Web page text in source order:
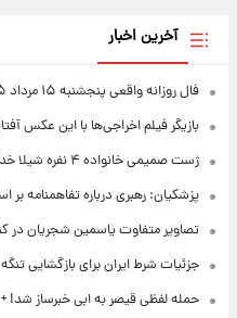
آخرین اخبار
فال روزانه واقعی پنجشنبه ۱۵ مرداد ۱۴۰۵
بازیگر فیلم اخراجی‌ها با این عکس
ژست صمیمی خانواده ۴ نفره شیلا خداداد پربازدید شد + عکس
پزشکیان: رهبری درباره تفاهمنامه
تصاویر متفاوت یاسمین شجریان در
جزئیات شرط ایران برای بازگشایی
حمله لفظی قیصر به ابی خبرساز شد!